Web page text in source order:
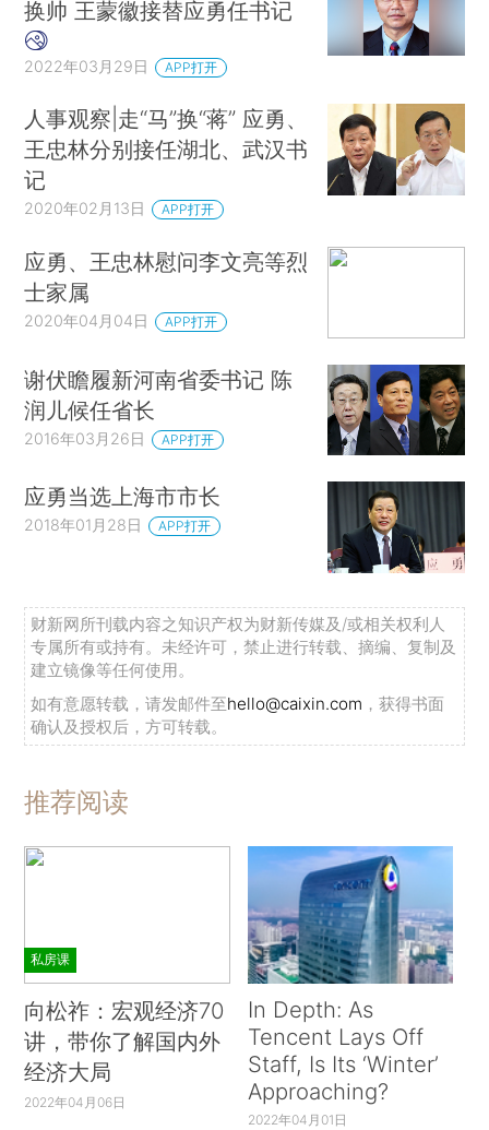
换帅 王蒙徽接替应勇任书记
2022年03月29日 APP打开
人事观察|走“马”换“蒋” 应勇、
王忠林分别接任湖北、武汉书
记
2020年02月13日 APP打开
应勇、王忠林慰问李文亮等烈
士家属
2020年04月04日 APP打开
谢伏瞻履新河南省委书记 陈
润儿候任省长
2016年03月26日 APP打开
应勇当选上海市市长
2018年01月28日 APP打开
财新网所刊载内容之知识产权为财新传媒及/或相关权利人
专属所有或持有。未经许可，禁止进行转载、摘编、复制及
建立镜像等任何使用。
如有意愿转载，请发邮件至hello@caixin.com ，获得书面
确认及授权后，方可转载。
推荐阅读
私房课
向松祚：宏观经济70
讲，带你了解国内外
经济大局
2022年04月06日
In Depth: As
Tencent Lays Off
Staff, Is Its ‘Winter’
Approaching?
2022年04月01日